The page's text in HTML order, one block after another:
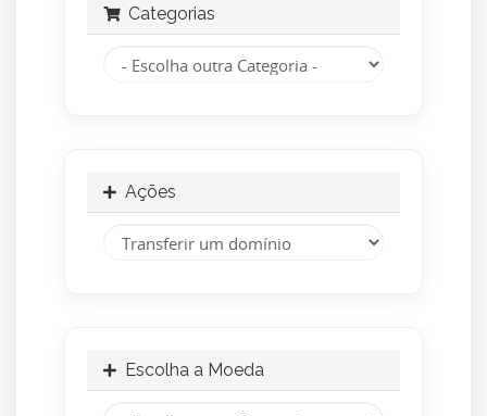
Categorias
Ações
Escolha a Moeda